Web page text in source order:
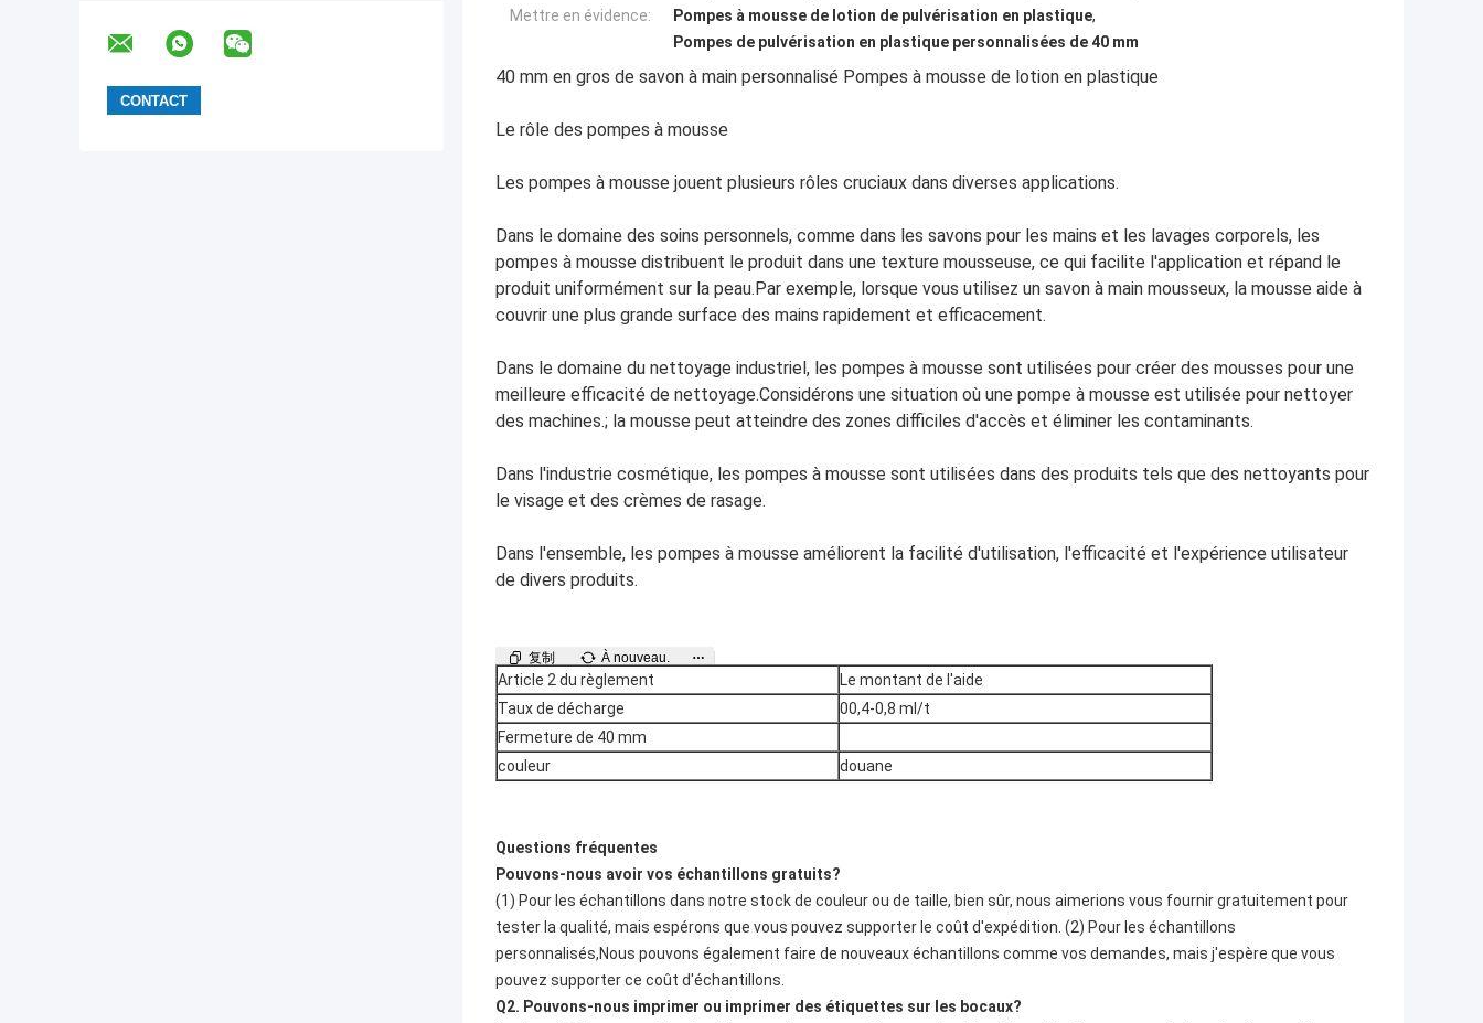
Mettre en évidence:
Pompes à mousse de lotion de pulvérisation en plastique,
Pompes de pulvérisation en plastique personnalisées de 40 mm
40 mm en gros de savon à main personnalisé Pompes à mousse de lotion en plastique
Le rôle des pompes à mousse
Les pompes à mousse jouent plusieurs rôles cruciaux dans diverses applications.
Dans le domaine des soins personnels, comme dans les savons pour les mains et les lavages corporels, les
pompes à mousse distribuent le produit dans une texture mousseuse, ce qui facilite l'application et répand le
produit uniformément sur la peau.Par exemple, lorsque vous utilisez un savon à main mousseux, la mousse aide à
couvrir une plus grande surface des mains rapidement et efficacement.
Dans le domaine du nettoyage industriel, les pompes à mousse sont utilisées pour créer des mousses pour une
meilleure efficacité de nettoyage.Considérons une situation où une pompe à mousse est utilisée pour nettoyer
des machines.; la mousse peut atteindre des zones difficiles d'accès et éliminer les contaminants.
Dans l'industrie cosmétique, les pompes à mousse sont utilisées dans des produits tels que des nettoyants pour
le visage et des crèmes de rasage.
Dans l'ensemble, les pompes à mousse améliorent la facilité d'utilisation, l'efficacité et l'expérience utilisateur
de divers produits.
复制 À nouveau.
Article 2 du règlement
Le montant de l'aide
Taux de décharge
00,4-0,8 ml/t
Fermeture de 40 mm
couleur
douane
Questions fréquentes
Pouvons-nous avoir vos échantillons gratuits?
(1) Pour les échantillons dans notre stock de couleur ou de taille, bien sûr, nous aimerions vous fournir gratuitement pour
tester la qualité, mais espérons que vous pouvez supporter le coût d'expédition. (2) Pour les échantillons
personnalisés,Nous pouvons également faire de nouveaux échantillons comme vos demandes, mais j'espère que vous
pouvez supporter ce coût d'échantillons.
Q2. Pouvons-nous imprimer ou imprimer des étiquettes sur les bocaux?